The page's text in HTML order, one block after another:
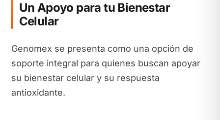
Un Apoyo para tu Bienestar
Celular
Genomex se presenta como una opción de
soporte integral para quienes buscan apoyar
su bienestar celular y su respuesta
antioxidante.